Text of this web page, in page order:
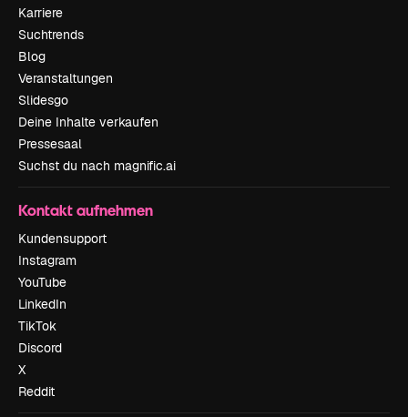
Karriere
Suchtrends
Blog
Veranstaltungen
Slidesgo
Deine Inhalte verkaufen
Pressesaal
Suchst du nach magnific.ai
Kontakt aufnehmen
Kundensupport
Instagram
YouTube
LinkedIn
TikTok
Discord
X
Reddit